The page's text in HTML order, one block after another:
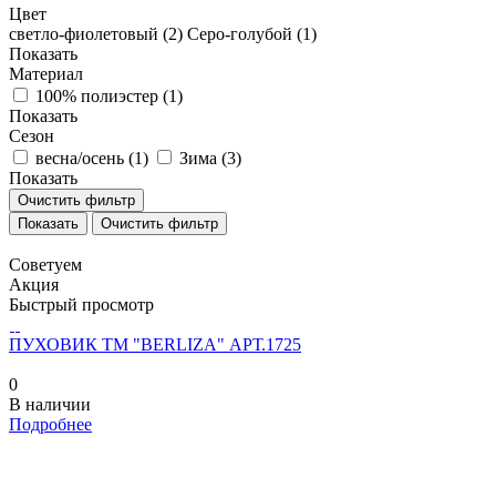
Цвет
светло-фиолетовый (2) Серо-голубой (1)
Показать
Материал
100% полиэстер (1)
Показать
Сезон
весна/осень (1) Зима (3)
Показать
Очистить фильтр
Очистить фильтр
Советуем
Акция
Быстрый просмотр
ПУХОВИК ТМ "BERLIZA" АРТ.1725
0
В наличии
Подробнее